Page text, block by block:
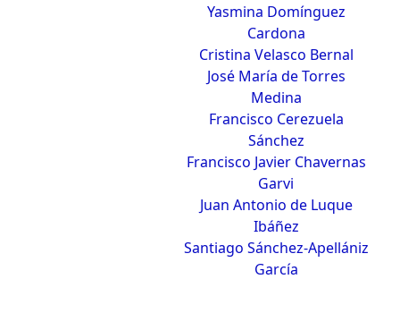
Yasmina Domínguez
Cardona
Cristina Velasco Bernal
José María de Torres
Medina
Francisco Cerezuela
Sánchez
Francisco Javier Chavernas
Garvi
Juan Antonio de Luque
Ibáñez
Santiago Sánchez-Apellániz
García